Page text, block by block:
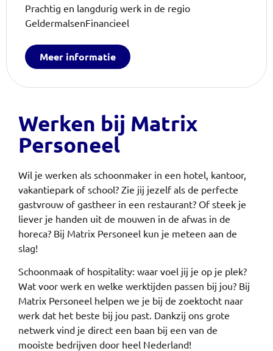
Prachtig en langdurig werk in de regio
GeldermalsenFinancieel
Meer informatie
Werken bij Matrix
Personeel
Wil je werken als schoonmaker in een hotel, kantoor,
vakantiepark of school? Zie jij jezelf als de perfecte
gastvrouw of gastheer in een restaurant? Of steek je
liever je handen uit de mouwen in de afwas in de
horeca? Bij Matrix Personeel kun je meteen aan de
slag!
Schoonmaak of hospitality: waar voel jij je op je plek?
Wat voor werk en welke werktijden passen bij jou? Bij
Matrix Personeel helpen we je bij de zoektocht naar
werk dat het beste bij jou past. Dankzij ons grote
netwerk vind je direct een baan bij een van de
mooiste bedrijven door heel Nederland!